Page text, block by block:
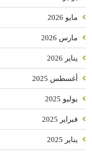
مايو 2026
مارس 2026
يناير 2026
أغسطس 2025
يوليو 2025
فبراير 2025
يناير 2025